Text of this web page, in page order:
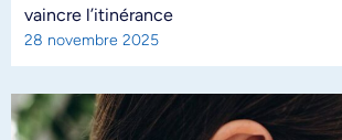
vaincre l’itinérance
28 novembre 2025